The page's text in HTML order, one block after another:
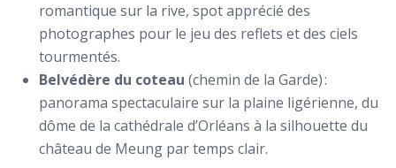
romantique sur la rive, spot apprécié des
photographes pour le jeu des reflets et des ciels
tourmentés.
Belvédère du coteau (chemin de la Garde) :
panorama spectaculaire sur la plaine ligérienne, du
dôme de la cathédrale d’Orléans à la silhouette du
château de Meung par temps clair.